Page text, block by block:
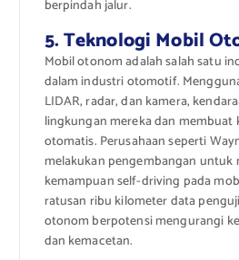
berpindah jalur.
5. Teknologi Mobil
Mobil otonom adalah salah satu
dalam industri otomotif.
LIDAR, radar, dan kamera,
lingkungan mereka dan membuat
otomatis. Perusahaan seperti
melakukan pengembangan untuk
kemampuan self-driving pada
ratusan ribu kilometer data
otonom berpotensi mengurangi
dan kemacetan.